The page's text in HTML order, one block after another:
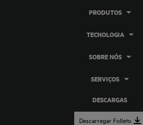
DESCARGAS
Descarregar Folleto
PRODUTOS
TECNOLOGIA
SOBRE NÓS
SERVIÇOS